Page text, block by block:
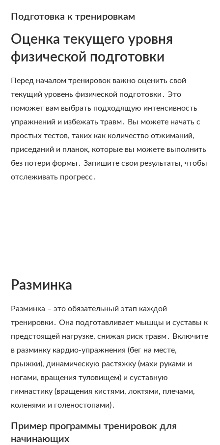
Подготовка к тренировкам
Оценка текущего уровня
физической подготовки
Перед началом тренировок важно оценить свой
текущий уровень физической подготовки․ Это
поможет вам выбрать подходящую интенсивность
упражнений и избежать травм․ Вы можете начать с
простых тестов, таких как количество отжиманий,
приседаний и планок, которые вы можете выполнить
без потери формы․ Запишите свои результаты, чтобы
отслеживать прогресс․
Разминка
Разминка – это обязательный этап каждой
тренировки․ Она подготавливает мышцы и суставы к
предстоящей нагрузке, снижая риск травм․ Включите
в разминку кардио-упражнения (бег на месте,
прыжки), динамическую растяжку (махи руками и
ногами, вращения туловищем) и суставную
гимнастику (вращения кистями, локтями, плечами,
коленями и голеностопами)․
Пример программы тренировок для
начинающих